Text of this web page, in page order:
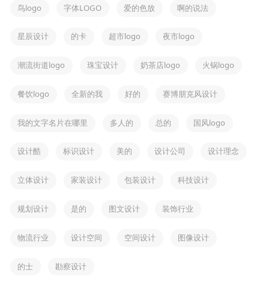
鸟logo 字体LOGO 爱的色放 啊的说法
星辰设计 的卡 超市logo 夜市logo
潮流街道logo 珠宝设计 奶茶店logo 火锅logo
餐饮logo 全新的我 好的 赛博朋克风设计
我的文字名片在哪里 多人的 总的 国风logo
设计酷 标识设计 美的 设计公司 设计理念
立体设计 家装设计 包装设计 科技设计
规划设计 是的 图文设计 装饰行业
物流行业 设计空间 空间设计 图像设计
的士 勘察设计